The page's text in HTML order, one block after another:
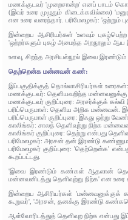
மணக்குடவர் 'முறைசான்ற' எனப் பாடம்
(இவர் உரை முழுதும் கிடைக்கவில்லை)
என உரை வரைந்தார். பரிமேலழகர்: 'ஒற்றும்
இன்றைய ஆசிரியர்கள் 'உளவும்
'ஒற்றர்களும் புகழ் அமைந்த அறநூலும் ஆய
உளவு, சிறந்த அரசியல்நூல் இவை இரண்டும்
தெற்றென்க மன்னவன் கண்:
இப்பகுதிக்குத் தொல்லாசிரியர்கள் உரைகள்:
மணக்குடவர்: தெளியவறிந்த
மணக்குடவர் குறிப்புரை: அரசர்க்குக்
பரிப்பெருமாள்: தெளிய அறிக
பரிப்பெருமாள் குறிப்புரை: இஃது ஒற்று
காலிங்கர்: சாலத் தெளிவுற்று நிற்க
காலிங்கர் குறிப்புரை: தெற்று என்பது
பரிமேலழகர்: அரசன் தன் இரண்டு
பரிமேலழகர் குறிப்புரை: 'தெற்றென்க'
கூறப்பட்டது.
'இவை இரண்டும் கண்கள் ஆதலான்
மன்னவனிடத்து தெளிவுற்று நிற்க' என
இன்றைய ஆசிரியர்கள் 'மன்னவனுக்குக்
கூறுவர்', 'அரசன், தனக்கு இரண்டு
ஆள்வோரிடத்துத் தெளிவுற நிற்க என்பது